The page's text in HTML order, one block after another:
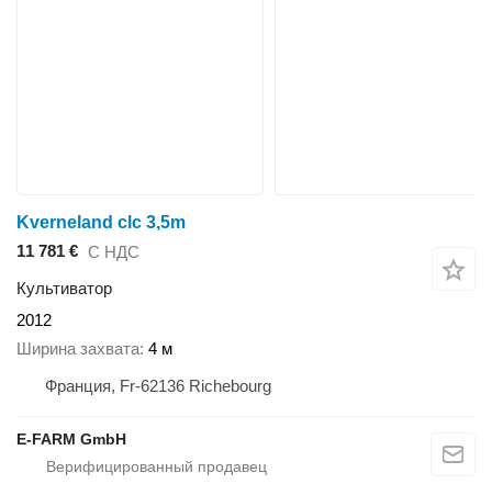
Kverneland clc 3,5m
11 781 € С НДС
Культиватор
2012
Ширина захвата 4 м
Франция, Fr-62136 Richebourg
E-FARM GmbH